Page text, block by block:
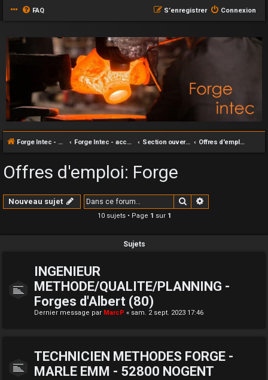
FAQ Connexion
S’enregistrer
Forge Intec - accueil Forge Intec - accueil Section ouverte au grand publique Offres d'emploi: Forge
Offres d'emploi: Forge
Nouveau sujet Rechercher
10 sujets • Page 1 sur 1
Sujets
INGENIEUR
METHODE/QUALITE/PLANNING -
Forges d'Albert (80)
Dernier message par MarcP « sam. 2 sept. 2023 17:46
TECHNICIEN METHODES FORGE -
MARLE EMM - 52800 NOGENT